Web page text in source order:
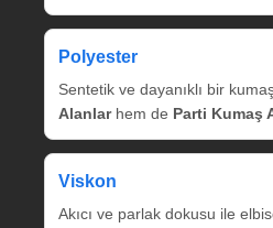
Polyester
Sentetik ve dayanıklı bir
Alanlarhem de Parti Kumaş
Viskon
Akıcı ve parlak dokusu ile